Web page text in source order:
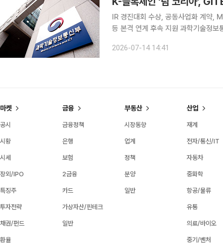
IR 경진대회 수상, 공동사업화 계약,
등 본격 연계 후속 지원 과학기술정보통신부(부총리 겸 장관 배경훈, 이하 과기부)는 국내 블록체인
설명회(IR) 경진대회 수상, 공동사업
2026-07-14 14:41
마켓
공시
시황
시세
장외/IPO
특징주
투자전략
채권/펀드
환율
금융
금융정책
은행
보험
2금융
카드
가상자산/핀테크
일반
부동산
시장동향
업계
정책
분양
일반
산업
재계
전자/통신/IT
자동차
중화학
항공/물류
유통
의료/바이오
중기/벤처